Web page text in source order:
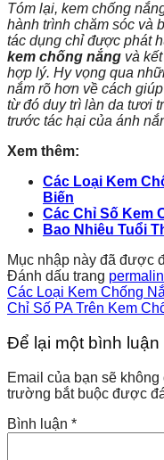
Tóm lại, kem chống
hành trình chăm sóc và
tác dụng chỉ được phát
kem chống nắng và
hợp lý. Hy vọng qua
nắm rõ hơn về cách
từ đó duy trì làn da tươi
trước tác hại của ánh
Xem thêm:
Các Loại Kem
Biến
Các Chỉ Số Kem
Bao Nhiêu Tuổi
Mục nhập này đã được
Đánh dấu trang
Các Loại Kem Chống
Chỉ Số PA Trên Kem
Để lại một bình luận
Email của bạn sẽ
trường bắt buộc được
Bình luận *